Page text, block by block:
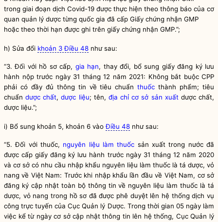
trong giai đoạn dịch Covid-19 được thực hiện theo thông báo của cơ
quan quản lý dược từng quốc gia đã cấp Giấy chứng nhận GMP
hoặc theo thời hạn được ghi trên giấy chứng nhận GMP.”;
h) Sửa đổi khoản 3 Điều 48 như sau:
“3. Đối với hồ sơ cấp, gia hạn, thay đổi, bổ sung giấy đăng ký lưu
hành nộp trước ngày 31 tháng 12 năm 2021: Không bắt buộc CPP
phải có đầy đủ thông tin về tiêu chuẩnthuốc thành phẩm; tiêu
chuẩndược chất,dược liệu; tên, địa chỉ cơ sở sản xuất dược chất,
dược liệu.”;
i) Bổ sung khoản 5, khoản 6 vào Điều 48 như sau:
“5. Đối với thuốc, nguyên liệu làm thuốc sản xuất trong nước đã
được cấp giấy đăng ký lưu hành trước ngày 31 tháng 12 năm 2020
và cơ sở có nhu cầu nhập khẩu nguyên liệu làm thuốc là tá dược, vỏ
nang về Việt Nam: Trước khi nhập khẩu lần đầu về Việt Nam, cơ sở
đăng ký cập nhật toàn bộ thông tin về nguyên liệu làm thuốc là tá
dược, vỏ nang trong hồ sơ đã được phê duyệt lên hệ thống dịch vụ
công trực tuyến của Cục Quản lý Dược. Trong thời gian 05 ngày làm
việc kể từ ngày cơ sở cập nhật thông tin lên hệ thống, Cục Quản lý